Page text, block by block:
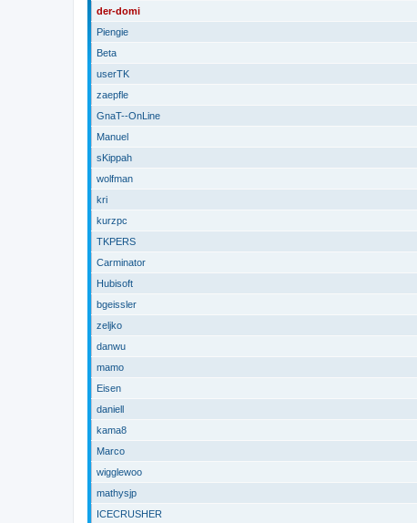
der-domi
Piengie
Beta
userTK
zaepfle
GnaT--OnLine
Manuel
sKippah
wolfman
kri
kurzpc
TKPERS
Carminator
Hubisoft
bgeissler
zeljko
danwu
mamo
Eisen
daniell
kama8
Marco
wigglewoo
mathysjp
ICECRUSHER